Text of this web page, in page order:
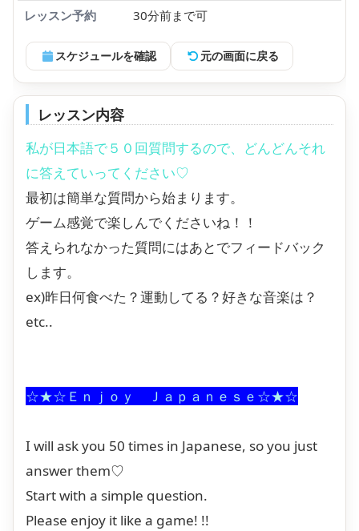
レッスン予約
30分前まで可
スケジュールを確認 元の画面に戻る
レッスン内容
私が日本語で５０回質問するので、どんどんそれ
に答えていってください♡
最初は簡単な質問から始まります。
ゲーム感覚で楽しんでくださいね！！
答えられなかった質問にはあとでフィードバック
します。
ex)昨日何食べた？運動してる？好きな音楽は？
etc..
☆★☆Ｅｎｊｏｙ Ｊａｐａｎｅｓｅ☆★☆
I will ask you 50 times in Japanese, so you just
answer them♡
Start with a simple question.
Please enjoy it like a game! !!